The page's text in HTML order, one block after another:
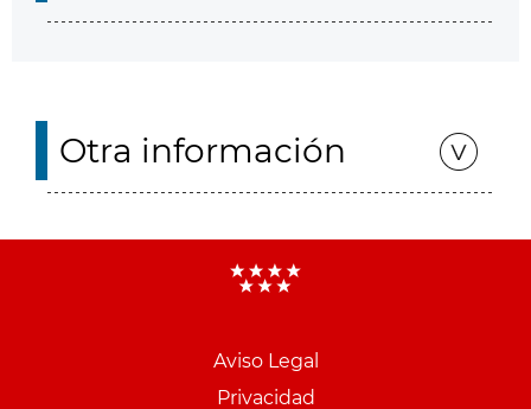
Otra información
Aviso Legal
Privacidad